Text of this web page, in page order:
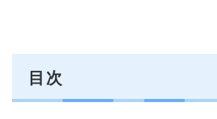
目次